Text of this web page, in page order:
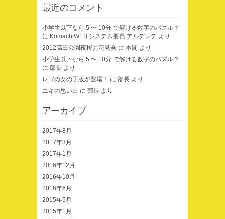
最近のコメント
小学生以下なら 5 〜 10分 で解ける数字のパズル？
に KomachiWEB システム要員 アルデンテ より
2012高田公園夜桜お花見会 に 本間 より
小学生以下なら 5 〜 10分 で解ける数字のパズル？
に 部長 より
レゴの女の子版が登場！
に 部長 より
ユキの思い出 に 部長 より
アーカイブ
2017年8月
2017年3月
2017年1月
2016年12月
2016年10月
2016年6月
2015年5月
2015年1月